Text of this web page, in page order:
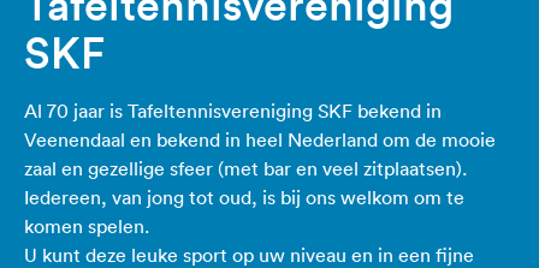
SKF
Al 70 jaar is Tafeltennisvereniging SKF bekend in
Veenendaal en bekend in heel Nederland om de mooie
zaal en gezellige sfeer (met bar en veel zitplaatsen).
Iedereen, van jong tot oud, is bij ons welkom om te
komen spelen.
U kunt deze leuke sport op uw niveau en in een fijne